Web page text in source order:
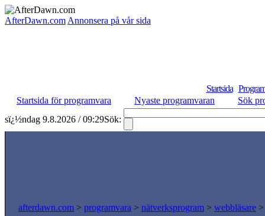
AfterDawn.com Annonsera på vår sida
Startsida
Startsida för programvara
Nyaste programvaran
Sök
sï¿½ndag 9.8.2026 / 09:29Sök:
afterdawn.com > programvara > nätverksprogram > webbläsare